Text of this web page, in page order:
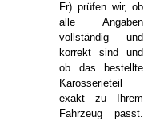
Fr) prüfen wir, ob
alle Angaben
vollständig und
korrekt sind und
ob das bestellte
Karosserieteil
exakt zu Ihrem
Fahrzeug passt.